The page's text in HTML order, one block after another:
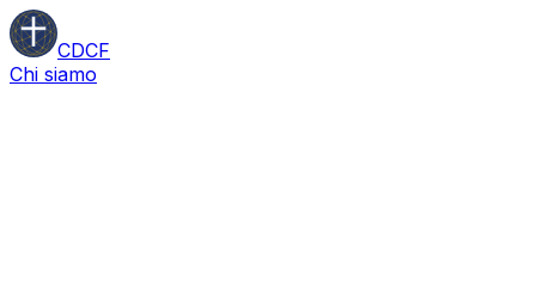
CDCF
Chi siamo